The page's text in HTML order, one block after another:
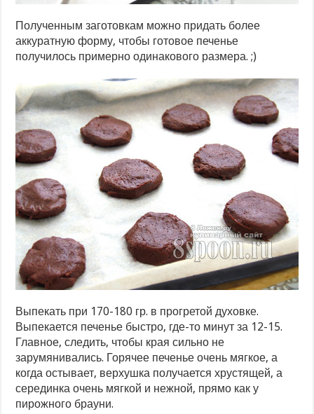
Полученным заготовкам можно придать более
аккуратную форму, чтобы готовое печенье
получилось примерно одинакового размера. ;)
Выпекать при 170-180 гр. в прогретой духовке.
Выпекается печенье быстро, где-то минут за 12-15.
Главное, следить, чтобы края сильно не
зарумянивались. Горячее печенье очень мягкое, а
когда остывает, верхушка получается хрустящей, а
серединка очень мягкой и нежной, прямо как у
пирожного брауни.